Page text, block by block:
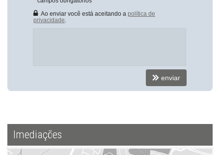
Ao enviar você está aceitando a política de
privacidade
enviar
Imediações